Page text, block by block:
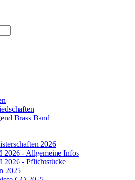
Brass Band
2026
2026 - Allgemeine Infos
2026 - Pflichtstücke
2025